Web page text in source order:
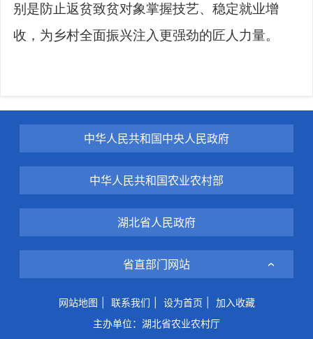
别是防止返贫致贫对象掌握技艺、稳定就业增
收，为乡村全面振兴注入更强劲的匠人力量。
中华人民共和国中央人民政府
中华人民共和国农业农村部
湖北省人民政府
省直部门网站
网站地图 联系我们 设为首页
加入收藏
主办单位：湖北省农业农村厅